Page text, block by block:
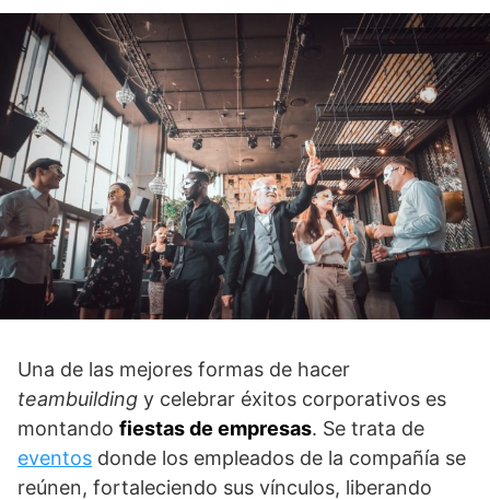
Una de las mejores formas de hacer
teambuilding y celebrar éxitos corporativos es
montando fiestas de empresas. Se trata de
eventos donde los empleados de la compañía se
reúnen, fortaleciendo sus vínculos, liberando